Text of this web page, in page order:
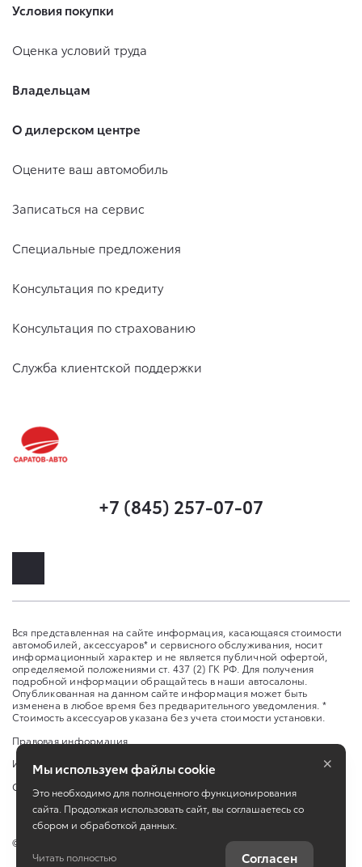
Условия покупки
Оценка условий труда
Владельцам
О дилерском центре
Оцените ваш автомобиль
Записаться на сервис
Специальные предложения
Консультация по кредиту
Консультация по страхованию
Служба клиентской поддержки
+7 (845) 257-07-07
Вся представленная на сайте информация, касающаяся стоимости
автомобилей, аксессуаров* и сервисного обслуживания, носит
информационный характер и не является публичной офертой,
определяемой положениями ст. 437 (2) ГК РФ. Для получения
подробной информации обращайтесь в наши автосалоны.
Опубликованная на данном сайте информация может быть
изменена в любое время без предварительного уведомления. *
Стоимость аксессуаров указана без учета стоимости установки.
Правовая информация
Изменить настройку cookies
Сбросить cookie
©
Мы используем файлы cookie
Это необходимо для полноценного функционирования
сайта. Продолжая использовать сайт, вы соглашаетесь со
сбором и обработкой данных.
Читать полностью Согласен
×